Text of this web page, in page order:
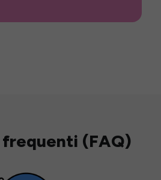
frequenti (FAQ)